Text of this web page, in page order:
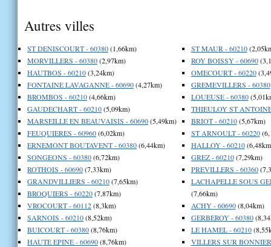
Autres villes
ST DENISCOURT - 60380(1,66km)
MORVILLERS - 60380(2,97km)
HAUTBOS - 60210(3,24km)
FONTAINE LAVAGANNE - 60690(4,27km)
BROMBOS - 60210(4,66km)
GAUDECHART - 60210(5,09km)
MARSEILLE EN BEAUVAISIS - 60690(5,49km)
FEUQUIERES - 60960(6,02km)
ERNEMONT BOUTAVENT - 60380(6,44km)
SONGEONS - 60380(6,72km)
ROTHOIS - 60690(7,33km)
GRANDVILLIERS - 60210(7,65km)
BROQUIERS - 60220(7,87km)
VROCOURT - 60112(8,3km)
SARNOIS - 60210(8,52km)
BUICOURT - 60380(8,76km)
HAUTE EPINE - 60690(8,76km)
ST MAUR - 60210
ROY BOISSY - 60690
OMECOURT - 60220
GREMEVILLERS - 60380
LOUEUSE - 60380
THIEULOY ST
BRIOT - 60210(5,67km)
ST ARNOULT - 60220
HALLOY - 60210
GREZ - 60210(7,29km)
PREVILLERS - 60360
LACHAPELLE SOUS
(7,66km)
ACHY - 60690(8,04km)
GERBEROY - 60380
LE HAMEL - 60210
VILLERS SUR